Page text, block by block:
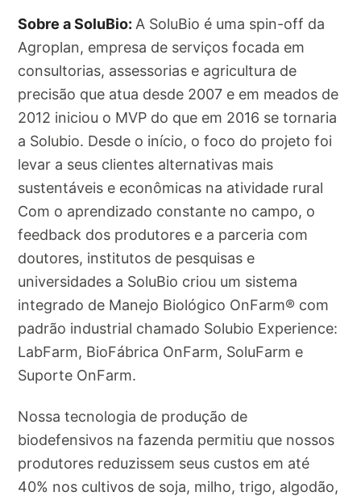
Sobre a SoluBio: A SoluBio é uma spin-off da
Agroplan, empresa de serviços focada em
consultorias, assessorias e agricultura de
precisão que atua desde 2007 e em meados de
2012 iniciou o MVP do que em 2016 se tornaria
a Solubio. Desde o início, o foco do projeto foi
levar a seus clientes alternativas mais
sustentáveis e econômicas na atividade rural
Com o aprendizado constante no campo, o
feedback dos produtores e a parceria com
doutores, institutos de pesquisas e
universidades a SoluBio criou um sistema
integrado de Manejo Biológico OnFarm®️​ com
padrão industrial chamado Solubio Experience:
LabFarm, BioFábrica OnFarm, SoluFarm e
Suporte OnFarm.
Nossa tecnologia de produção de
biodefensivos na fazenda permitiu que nossos
produtores reduzissem seus custos em até
40% nos cultivos de soja, milho, trigo, algodão,